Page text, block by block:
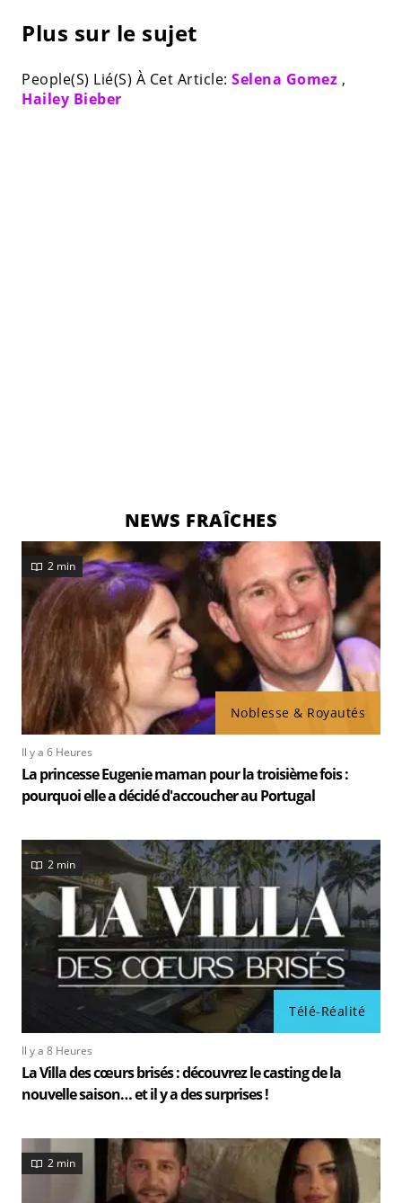
Plus sur le sujet
People(S) Lié(S) À Cet Article: Selena Gomez ,
Hailey Bieber
NEWS FRAÎCHES
Noblesse & Royautés
2 min
Il y a 6 Heures
La princesse Eugenie maman pour la troisième fois :
pourquoi elle a décidé d'accoucher au Portugal
Télé-Réalité
2 min
Il y a 8 Heures
La Villa des cœurs brisés : découvrez le casting de la
nouvelle saison… et il y a des surprises !
2 min